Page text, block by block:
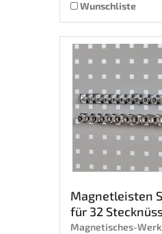
Wunschliste
Magnetleisten
für 32
Magnetisches-